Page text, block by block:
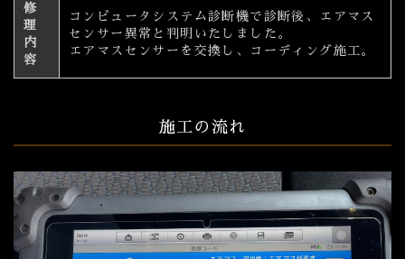
修
理
内
容
コンピュータシステム診断機で診断後、エアマス
センサー異常と判明いたしました。
エアマスセンサーを交換し、コーディング施工。
施工の流れ